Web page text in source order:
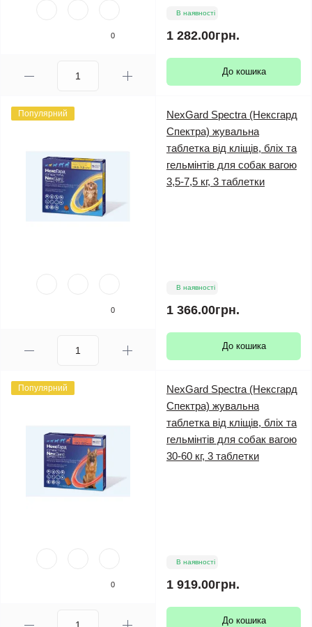
0
В наявності
1 282.00грн.
До кошика
Популярний
0
NexGard Spectra (Нексгард
Спектра) жувальна
таблетка від кліщів, бліх та
гельмінтів для собак вагою
3,5-7,5 кг, 3 таблетки
В наявності
1 366.00грн.
До кошика
Популярний
0
NexGard Spectra (Нексгард
Спектра) жувальна
таблетка від кліщів, бліх та
гельмінтів для собак вагою
30-60 кг, 3 таблетки
В наявності
1 919.00грн.
До кошика